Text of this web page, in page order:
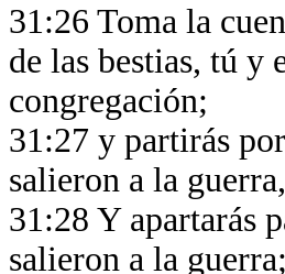
31:26 Toma la
de las bestias, tú y
congregación;
31:27 y partirás
salieron a la
31:28 Y apartarás
salieron a la